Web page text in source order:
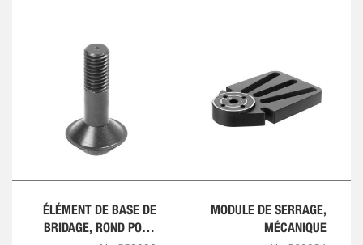
ÉLÉMENT DE BASE DE
BRIDAGE, ROND POUR
MODULE DE SERRAGE,
MÉCANIQUE